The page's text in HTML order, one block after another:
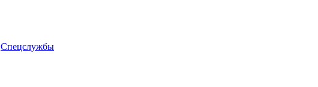
Спецслужбы